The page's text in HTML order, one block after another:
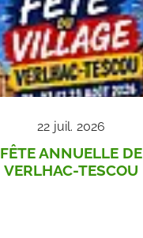
22 juil. 2026
FÊTE ANNUELLE DE
VERLHAC-TESCOU